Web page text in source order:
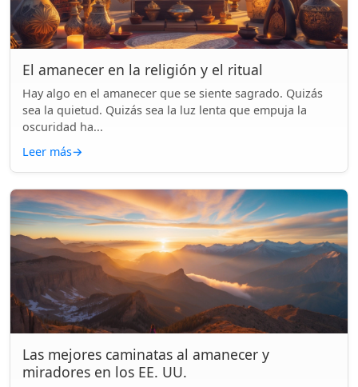
El amanecer en la religión y el ritual
Hay algo en el amanecer que se siente sagrado. Quizás
sea la quietud. Quizás sea la luz lenta que empuja la
oscuridad ha...
Leer más→
Las mejores caminatas al amanecer y
miradores en los EE. UU.